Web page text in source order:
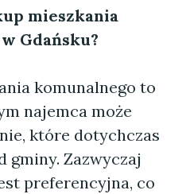
mieszkania
Gdańsku?
komunalnego to
najemca może
które dotychczas
gminy. Zazwyczaj
preferencyjna, co